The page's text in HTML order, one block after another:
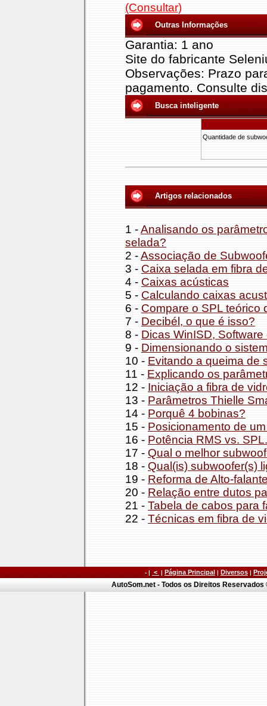
(Consultar)
Outras Informações
Garantia: 1 ano
Site do fabricante
Observações: Prazo
pagamento. Consulte
Busca inteligente
Quantidade de
Artigos relacionados
1 -Analisando os
selada?
2 -Associação de
3 - Caixa selada em fibra
4 - Caixas acústicas
5 - Calculando caixas
6 - Compare o SPL teórico
7 - Decibél, o que é isso?
8 - Dicas WinISD,
9 - Dimensionando o
10 - Evitando a queima de
11 - Explicando os
12 - Iniciação a fibra de
13 - Parâmetros Thielle
14 - Porquê 4 bobinas?
15 - Posicionamento de
16 - Potência RMS vs.
17 - Qual o melhor
18 - Qual(is) subwoofer(s)
19 - Reforma de Alto-
20 - Relação entre dutos
21 - Tabela de cabos para
22 - Técnicas em fibra de
- | < | Página Principal | Diversos |
AutoSom.net - Todos os Direitos